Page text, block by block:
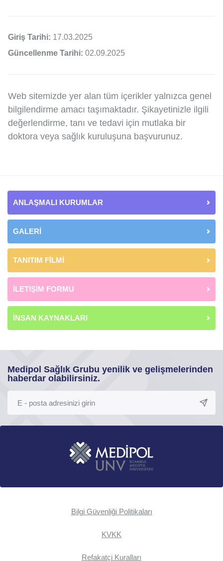
Giriş Tarihi: 17.03.2025
Güncellenme Tarihi: 02.09.2025
Web sitemizde yer alan tüm içerikler yalnızca genel
bilgilendirme amacı taşımaktadır. Şikayetinizle ilgili
değerlendirme, tanı ve tedavi için mutlaka bir
doktora veya sağlık kuruluşuna başvurunuz.
ANLAŞMALI KURUMLAR
GALERİ
TANITIM FİLMİ
İLETİŞİM FORMU
İNSAN KAYNAKLARI
Medipol Sağlık Grubu yenilik ve gelişmelerinden
haberdar olabilirsiniz.
Bilgi Güvenliği Politikaları
KVKK
Refakatçi Kuralları